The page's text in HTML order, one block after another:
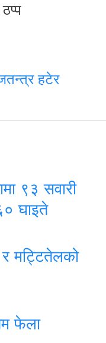
हटेर
९३ सवारी
घाइते
र मट्टितेलको
फेला